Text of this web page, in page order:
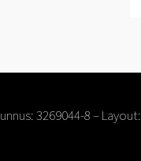
3269044-8– Layout: